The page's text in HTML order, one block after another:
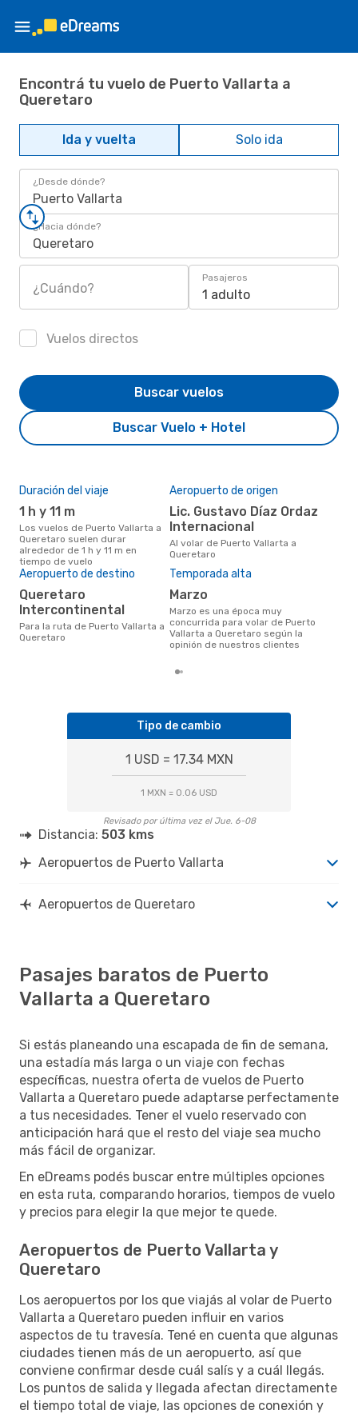
Encontrá tu vuelo de Puerto Vallarta a
Queretaro
Ida y vuelta Solo ida
¿Desde dónde?
Puerto Vallarta
¿Hacia dónde?
Queretaro
¿Cuándo?
Pasajeros
1 adulto
Vuelos directos
Buscar Vuelo + Hotel
Buscar vuelos
Duración del viaje
1 h y 11 m
Los vuelos de Puerto Vallarta a
Queretaro suelen durar
alrededor de 1 h y 11 m en
tiempo de vuelo
Aeropuerto de origen
Lic. Gustavo Díaz Ordaz
Internacional
Al volar de Puerto Vallarta a
Queretaro
Aeropuerto de destino
Queretaro
Intercontinental
Para la ruta de Puerto Vallarta a
Queretaro
Temporada alta
marzo
marzo es una época muy
concurrida para volar de Puerto
Vallarta a Queretaro según la
opinión de nuestros clientes
Tipo de cambio
1 USD = 17.34 MXN
1 MXN = 0.06 USD
Revisado por última vez el Jue. 6-08
Distancia: 503 kms
Aeropuertos de Puerto Vallarta
Aeropuertos de Queretaro
Pasajes baratos de Puerto
Vallarta a Queretaro
Si estás planeando una escapada de fin de semana,
una estadía más larga o un viaje con fechas
específicas, nuestra oferta de vuelos de Puerto
Vallarta a Queretaro puede adaptarse perfectamente
a tus necesidades. Tener el vuelo reservado con
anticipación hará que el resto del viaje sea mucho
más fácil de organizar.
En eDreams podés buscar entre múltiples opciones
en esta ruta, comparando horarios, tiempos de vuelo
y precios para elegir la que mejor te quede.
Aeropuertos de Puerto Vallarta y
Queretaro
Los aeropuertos por los que viajás al volar de Puerto
Vallarta a Queretaro pueden influir en varios
aspectos de tu travesía. Tené en cuenta que algunas
ciudades tienen más de un aeropuerto, así que
conviene confirmar desde cuál salís y a cuál llegás.
Los puntos de salida y llegada afectan directamente
el tiempo total de viaje, las opciones de conexión y